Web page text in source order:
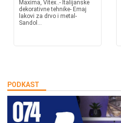
Maxima, Vitex..- Italijanske
dekorativne tehnike- Emaj
lakovi za drvo i metal-
Sandol...
PODKAST